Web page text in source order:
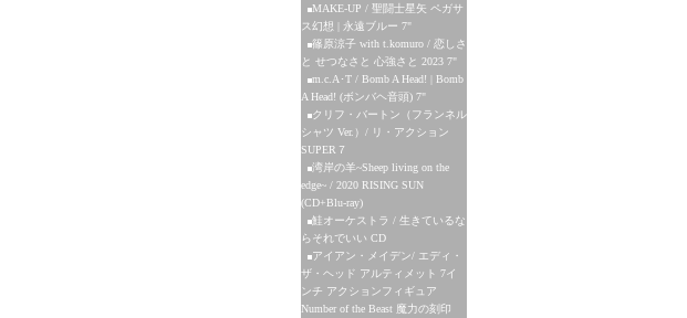
MAKE-UP / 聖闘士星矢 ペガサ
ス幻想 | 永遠ブルー 7"
篠原涼子 with t.komuro / 恋しさ
と せつなさと 心強さと 2023 7"
m.c.A･T / Bomb A Head! | Bomb
A Head! (ボンバヘ音頭) 7"
クリフ・バートン（フランネル
シャツ Ver.）/ リ・アクション
SUPER７
湾岸の羊~Sheep living on the
edge~ / 2020 RISING SUN
(CD+Blu-ray)
鮭オーケストラ / 生きているな
らそれでいい CD
アイアン・メイデン/ エディ・
ザ・ヘッド アルティメット 7イ
ンチ アクションフィギュア
Number of the Beast 魔力の刻印